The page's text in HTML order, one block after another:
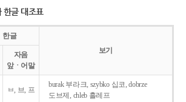
한글 대조표
한글
보기
자음
앞ㆍ어말
ㅂ, 브, 프
burak 부라크, szybko 십코, dobrze
도브제, chleb 흘레프